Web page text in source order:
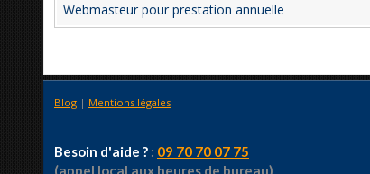
Webmasteur pour prestation annuelle
Blog | Mentions légales
Besoin d'aide ? : 09 70 70 07 75
(appel local aux heures de bureau)